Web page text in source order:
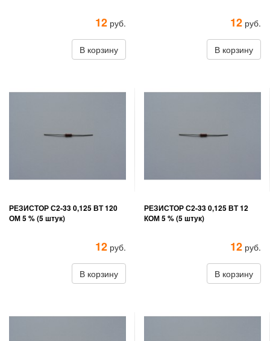
12 руб.
В корзину
12 руб.
В корзину
РЕЗИСТОР С2-33 0,125 ВТ 120
ОМ 5 % (5 штук)
12 руб.
В корзину
РЕЗИСТОР С2-33 0,125 ВТ 12
КОМ 5 % (5 штук)
12 руб.
В корзину